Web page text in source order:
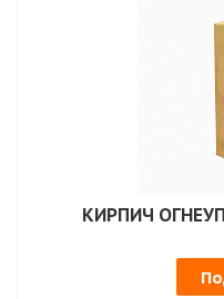
КИРПИЧ